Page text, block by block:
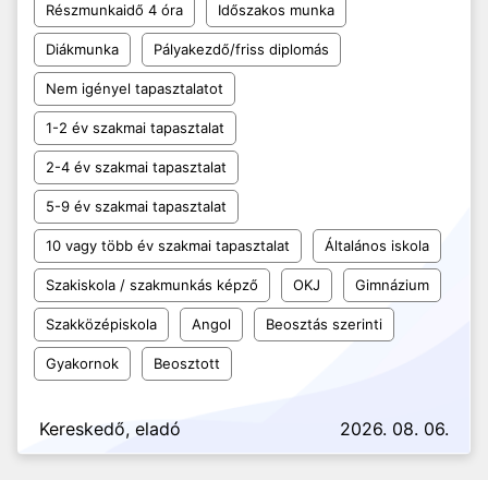
Részmunkaidő 4 óra Időszakos munka
Diákmunka Pályakezdő/friss diplomás
Nem igényel tapasztalatot
1-2 év szakmai tapasztalat
2-4 év szakmai tapasztalat
5-9 év szakmai tapasztalat
10 vagy több év szakmai tapasztalat Általános iskola
Szakiskola / szakmunkás képző OKJ Gimnázium
Szakközépiskola Angol Beosztás szerinti
Gyakornok Beosztott
Kereskedő, eladó 2026. 08. 06.